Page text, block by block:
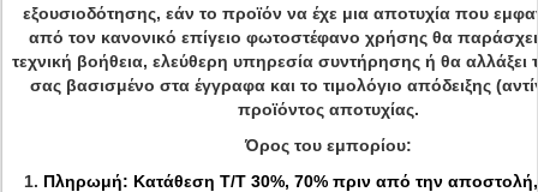
εξουσιοδότησης, εάν το προϊόν να έχε μια αποτυχία που
από τον κανονικό επίγειο φωτοστέφανο χρήσης θα
τεχνική βοήθεια, ελεύθερη υπηρεσία συντήρησης ή θα αλλάξει
σας βασισμένο στα έγγραφα και το τιμολόγιο απόδειξης
προϊόντος αποτυχίας.
Όρος του εμπορίου:
1. Πληρωμή: Κατάθεση T/T 30%, 70% πριν από την αποστολή,